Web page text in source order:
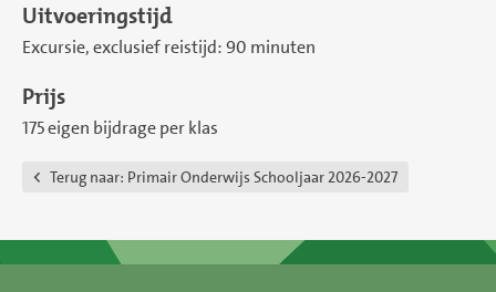
Uitvoeringstijd
Excursie, exclusief reistijd: 90 minuten
Prijs
175 eigen bijdrage per klas
Terug naar: Primair Onderwijs Schooljaar 2026-2027